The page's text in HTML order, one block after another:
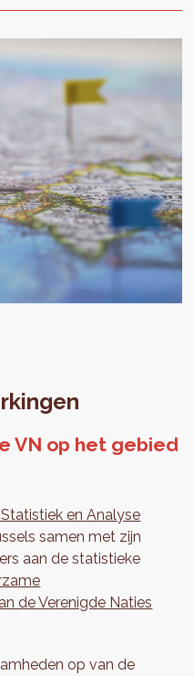
VN op het gebied
en Analyse
samen met zijn
aan de statistieke
de Verenigde Naties
op van de